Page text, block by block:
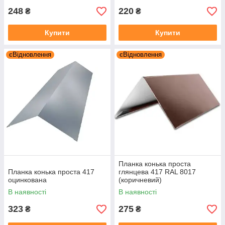
248 ₴
Купити
220 ₴
Купити
єВідновлення
Планка конька проста 417
оцинкована
В наявності
323 ₴
єВідновлення
Планка конька проста
глянцева 417 RAL 8017
(коричневий)
В наявності
275 ₴